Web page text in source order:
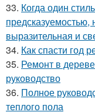
33. Когда один
предсказуемостью,
выразительная и
34. Как спасти год
35. Ремонт в
руководство
36. Полное
теплого пола